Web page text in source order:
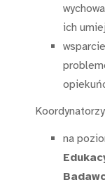
ich
na